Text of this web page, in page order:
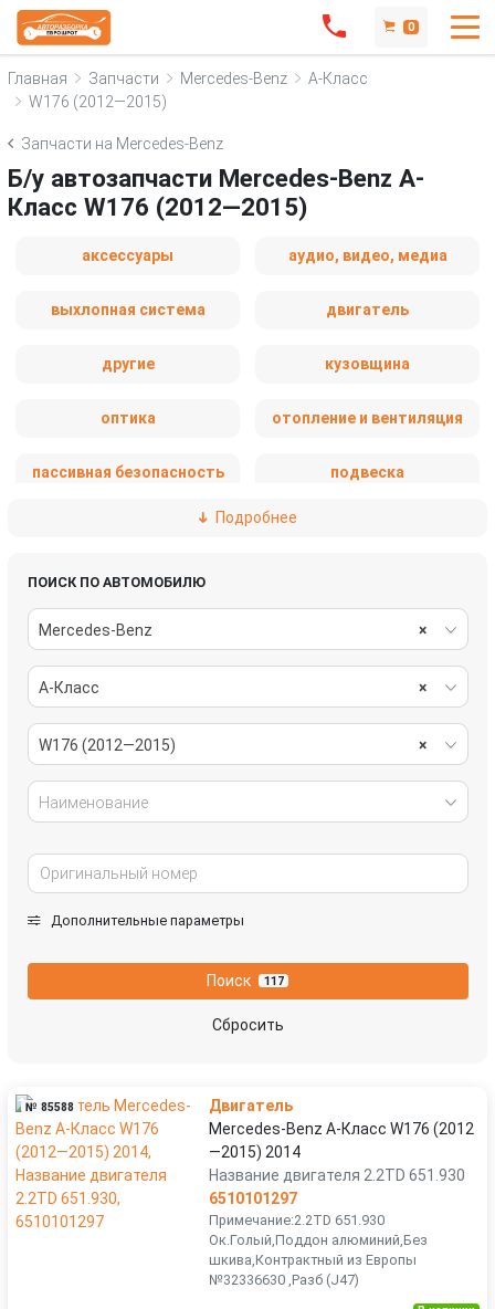
0
Главная Запчасти Mercedes-Benz
A-Класс
W176 (2012—2015)
Запчасти на Mercedes-Benz
Б/у автозапчасти Mercedes-Benz A-
Класс W176 (2012—2015)
аксессуары аудио, видео, медиа
выхлопная система двигатель
другие кузовщина
оптика отопление и вентиляция
пассивная безопасность подвеска
рулевое управление
система охлаждения
стеклоочистители топливная система
тормозная система
электрика
Подробнее
ПОИСК ПО АВТОМОБИЛЮ
×
Mercedes-Benz
×
A-Класс
×
W176 (2012—2015)
Наименование
Дополнительные параметры
Поиск 117
Сбросить
№ 85588
Двигатель
Mercedes-Benz A-Класс W176 (2012
—2015) 2014
Название двигателя 2.2TD 651.930
6510101297
Примечание:2.2TD 651.930
Ок.Голый,Поддон алюминий,Без
шкива,Контрактный из Европы
№32336630 ,Разб (J47)